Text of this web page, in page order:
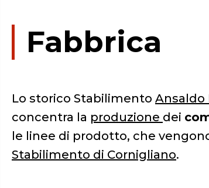
Fabbrica
Lo storico Stabilimento Ansaldo
concentra la produzione dei
le linee di prodotto, che
Stabilimento di Cornigliano.